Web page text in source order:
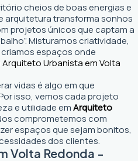
cheios de boas energias e
arquitetura transforma sonhos
projetos únicos que captam a
Misturamos criatividade,
espaços onde
Arquiteto Urbanista em Volta
vidas é algo em que
isso, vemos cada projeto
e utilidade emArquiteto
comprometemos com
espaços que sejam bonitos,
dos clientes.
Volta Redonda -